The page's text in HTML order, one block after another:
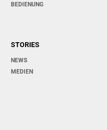
BEDIENUNG
STORIES
NEWS
MEDIEN